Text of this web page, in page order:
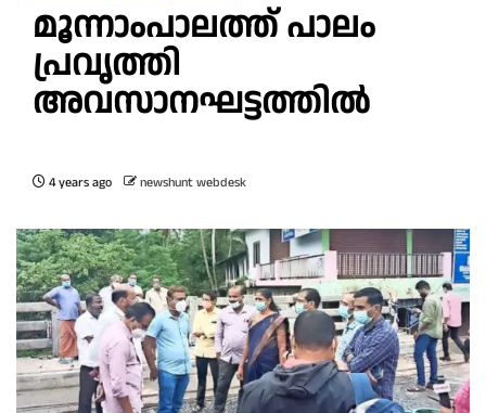
മൂന്നാംപാലത്ത്‌ പാലം
പ്രവൃത്തി
അവസാനഘട്ടത്തിൽ
4 years ago newshunt webdesk